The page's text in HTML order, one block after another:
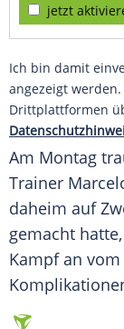
jetzt
Ich bin damit
angezeigt
Drittplattformen
Am Montag
Trainer
daheim auf
gemacht
Kampf an